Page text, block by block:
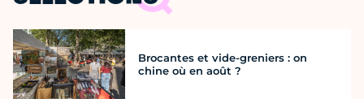
Brocantes et vide-greniers : on
chine où en août ?